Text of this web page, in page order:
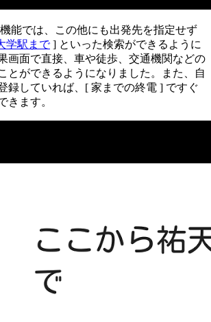
能では、この他にも出発先を指定せず
学駅まで] といった検索ができるように
画面で直接、車や徒歩、交通機関などの
とができるようになりました。また、自
録していれば、[ 家までの終電 ] ですぐ
きます。